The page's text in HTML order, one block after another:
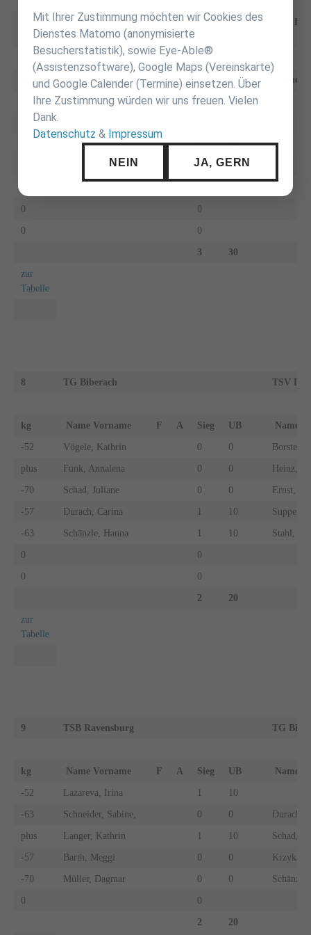
JV Randori
Stuttgart
TSG
kg Name Vorname F A Sieg UB Name
1 10
plus
1 10
0
0 0
0 0
3 30
zur
Tabelle
8 TG Biberach TSV
kg Name Vorname F A Sieg UB Name
-52 Vögele, Kathrin 0 0 Borsten,
plus Funk, Annalena 0 0 Heinz,
-70 Schad, Juliane 0 0 Ernst,
-57 Durach, Carina 1 10 Supper,
-63 Schänzle, Hanna 1 10 Stahl,
0 0
0 0
2 20
zur
Tabelle
9 TSB Ravensburg TG
kg Name Vorname F A Sieg UB Name
-52 Lazareva, Irina 1 10
-63 Schneider, Sabine, 0 0 Durach,
plus Langer, Kathrin 1 10 Schad,
-57 Barth, Meggi 0 0
-70 Müller, Dagmar 0 0
0 0
2 20
Mit Ihrer Zustimmung möchten wir Cookies des
Dienstes Matomo (anonymisierte
Besucherstatistik), sowie Eye-Able®
(Assistenzsoftware), Google Maps (Vereinskarte)
und Google Calender (Termine) einsetzen. Über
Ihre Zustimmung würden wir uns freuen. Vielen
Dank.
Datenschutz & Impressum
NEIN JA, GERN